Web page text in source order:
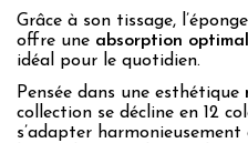
Grâce à son tissage,
offre une absorption
idéal pour le quotidien.
Pensée dans une esthétique
collection se décline en 12
s’adapter